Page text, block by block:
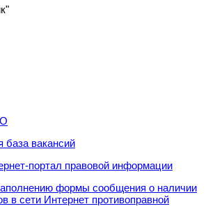
портал правовой информации
формы сообщения о наличии
в сети Интернет противоправной